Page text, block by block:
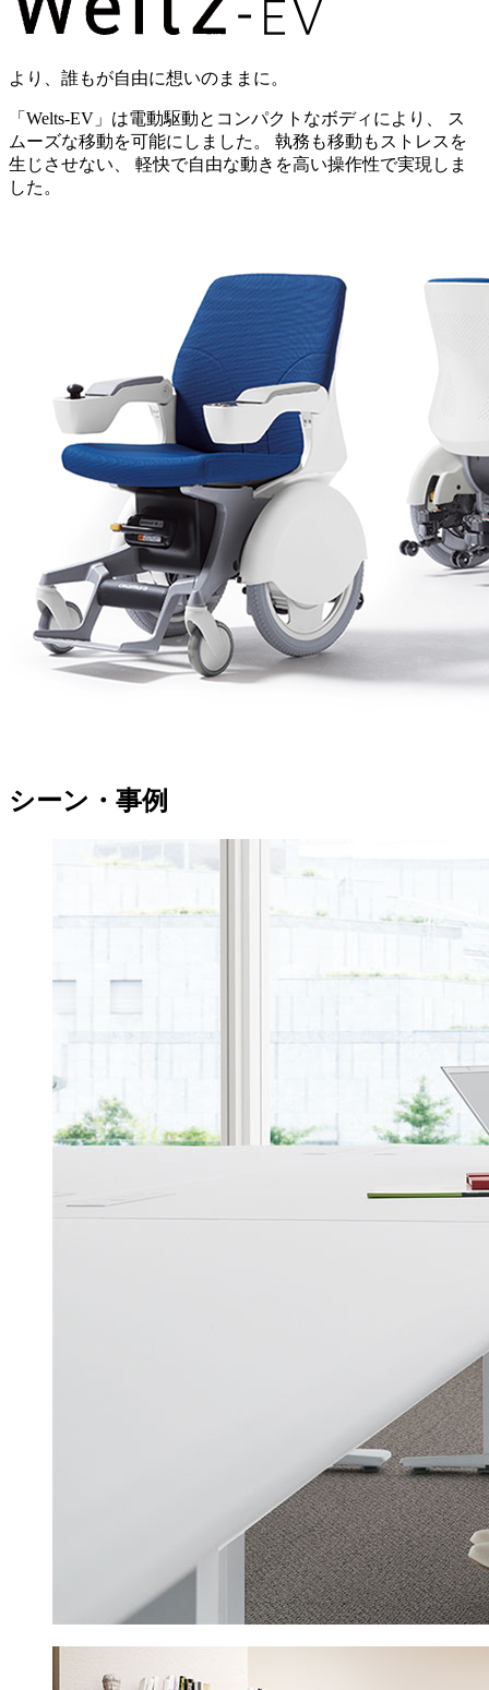
より、誰もが自由に想いのままに。
「Welts-EV」は電動駆動とコンパクトなボディにより、 ス
ムーズな移動を可能にしました。 執務も移動もストレスを
生じさせない、 軽快で自由な動きを高い操作性で実現しま
した。
シーン・事例